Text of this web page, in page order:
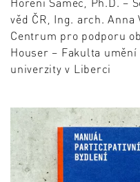
věd ČR, Ing. arch.
Centrum pro podporu
Houser – Fakulta
univerzity v Liberci